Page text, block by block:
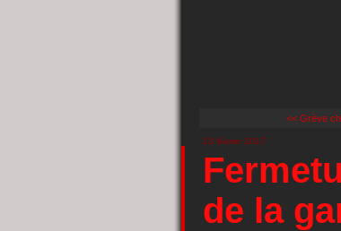
<< Grève
13 février 2017
de la